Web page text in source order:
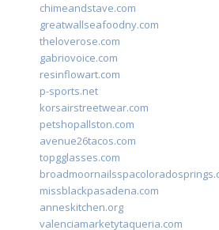
chimeandstave.com
greatwallseafoodny.com
theloverose.com
gabriovoice.com
resinflowart.com
p-sports.net
korsairstreetwear.com
petshopallston.com
avenue26tacos.com
topgglasses.com
missblackpasadena.com
anneskitchen.org
valenciamarketytaqueria.com